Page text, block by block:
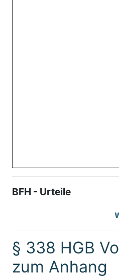
BFH - Urteile
§ 338 HGB
zum Anhang